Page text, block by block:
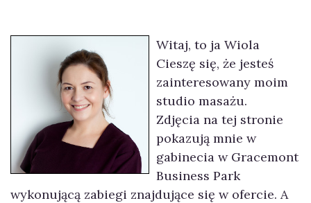
Witaj, to ja Wiola
Cieszę się, że jesteś
zainteresowany moim
studio masażu.
Zdjęcia na tej stronie
pokazują mnie w
gabinecia w Gracemont
Business Park
wykonującą zabiegi znajdujące się w ofercie. A